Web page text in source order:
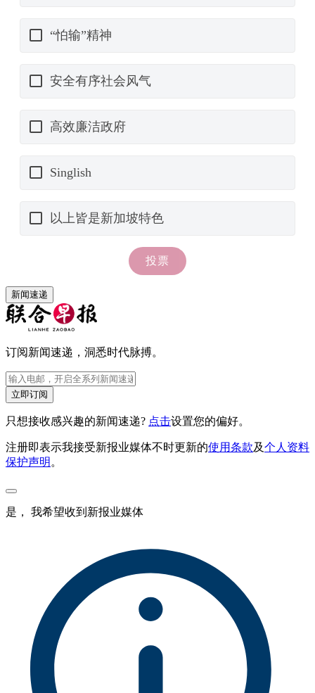
新闻速递
订阅新闻速递，洞悉时代脉搏。
立即订阅
只想接收感兴趣的新闻速递? 点击设置您的偏好。
注册即表示我接受新报业媒体不时更新的使用条款及个人资料
保护声明 。
是， 我希望收到新报业媒体